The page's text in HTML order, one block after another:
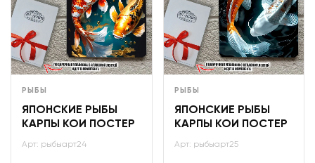
РЫБЫ
ЯПОНСКИЕ РЫБЫ
КАРПЫ КОИ ПОСТЕР
Арт: рыбыарт24
РЫБЫ
ЯПОНСКИЕ РЫБЫ
КАРПЫ КОИ ПОСТЕР
Арт: рыбыарт25